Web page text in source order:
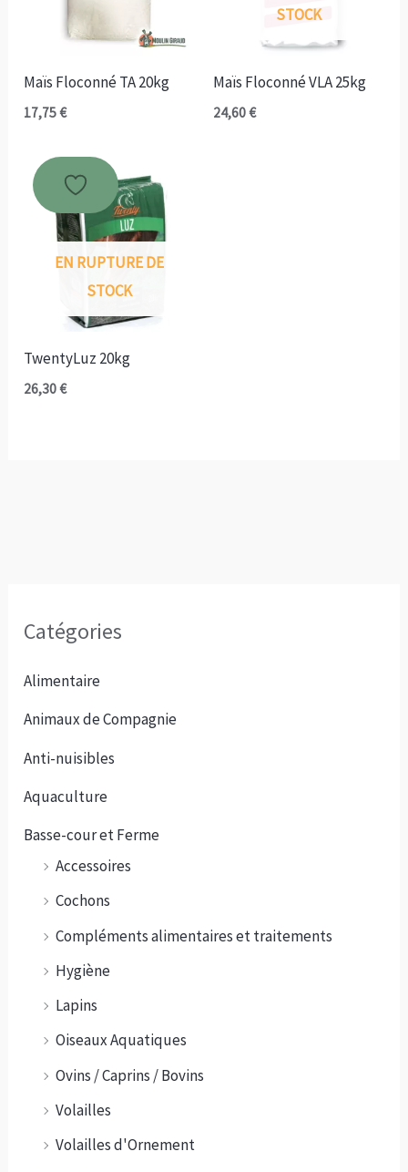
Catégories
Alimentaire
Animaux de Compagnie
Anti-nuisibles
Aquaculture
Basse-cour et Ferme
Accessoires
Cochons
Compléments alimentaires et traitements
Hygiène
Lapins
Oiseaux Aquatiques
Ovins / Caprins / Bovins
Volailles
Volailles d'Ornement
Maïs Floconné TA 20kg
17,75€
STOCK
Maïs Floconné VLA 25kg
24,60€
EN RUPTURE DE
STOCK
TwentyLuz 20kg
26,30€